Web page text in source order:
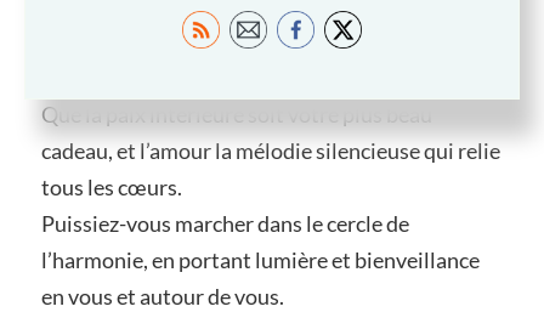
Je vous souhaite, pour ce Noël, de trouver
Que la paix intérieure soit votre plus beau
cadeau, et l’amour la mélodie silencieuse qui relie
tous les cœurs.
Puissiez-vous marcher dans le cercle de
l’harmonie, en portant lumière et bienveillance
en vous et autour de vous.